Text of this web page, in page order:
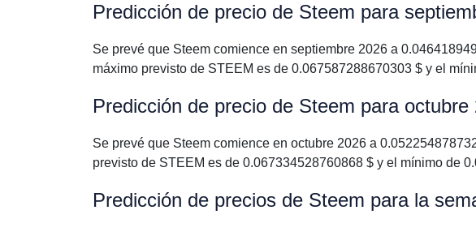
Predicción de precio de Steem para
Se prevé que Steem comience en septiembre 2026 a
máximo previsto de STEEM es de 0.067587288670303 $ y el
Predicción de precio de Steem para octubre
Se prevé que Steem comience en octubre 2026 a
previsto de STEEM es de 0.067334528760868 $ y el mínimo de
Predicción de precios de Steem para la